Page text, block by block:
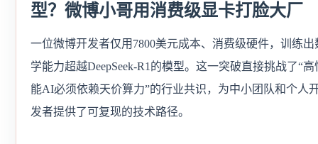
型？微博小哥用消费级显卡打脸大厂
一位微博开发者仅用7800美元成本、消费级硬件，训练出
学能力超越DeepSeek-R1的模型。这一突破直接挑战了“高
能AI必须依赖天价算力”的行业共识，为中小团队和个人
发者提供了可复现的技术路径。